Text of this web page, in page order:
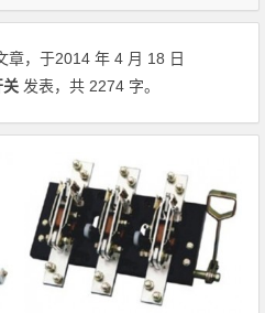
章，于2014 年 4 月 18 日
关 发表，共 2274 字。